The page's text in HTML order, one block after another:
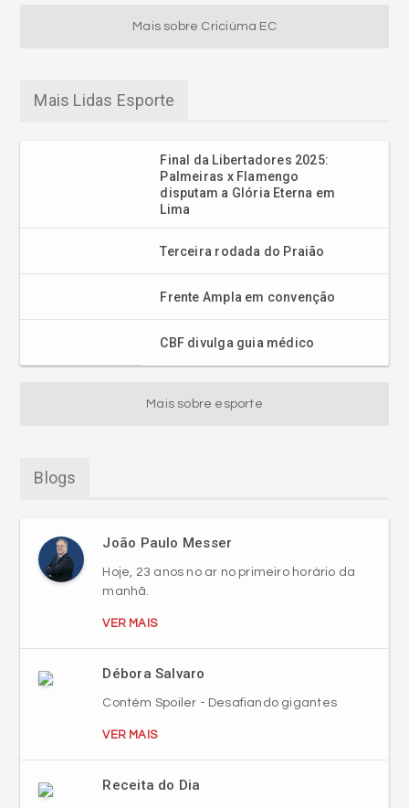
Mais sobre Criciúma EC
Mais Lidas Esporte
Final da Libertadores 2025:
Palmeiras x Flamengo
disputam a Glória Eterna em
Lima
Terceira rodada do Praião
Frente Ampla em convenção
CBF divulga guia médico
Mais sobre esporte
Blogs
João Paulo Messer
Hoje, 23 anos no ar no primeiro horário da
manhã.
VER MAIS
Débora Salvaro
Contém Spoiler - Desafiando gigantes
VER MAIS
Receita do Dia